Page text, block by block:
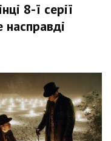
8-ї серії